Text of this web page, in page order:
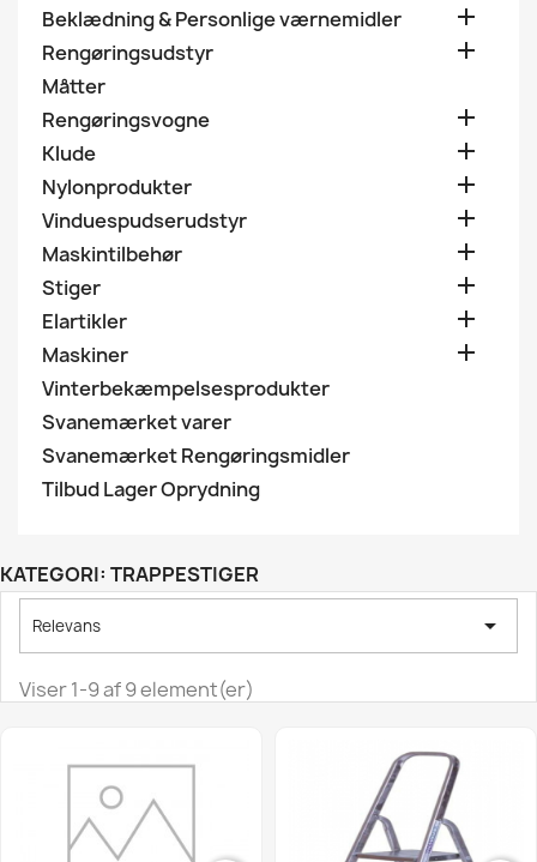
Beklædning & Personlige værnemidler 
Rengøringsudstyr 
Måtter
Rengøringsvogne

Klude 
Nylonprodukter 
Vinduespudserudstyr 
Maskintilbehør 
Stiger 
Elartikler 
Maskiner 
Vinterbekæmpelsesprodukter
Svanemærket varer
Svanemærket Rengøringsmidler
Tilbud Lager Oprydning
KATEGORI: TRAPPESTIGER
Relevans 
Viser 1-9 af 9 element(er)